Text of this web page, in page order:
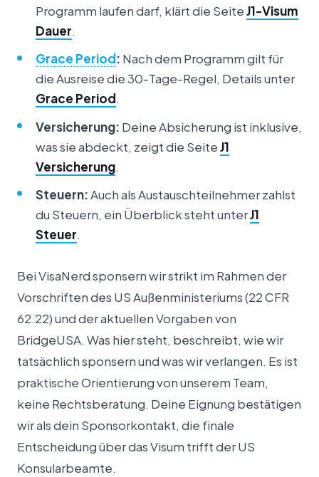
Programm laufen darf, klärt die SeiteJ1-Visum
Dauer.
Grace Period: Nach dem Programm gilt für
die Ausreise die 30-Tage-Regel, Details unter
Grace Period.
Versicherung: Deine Absicherung ist inklusive,
was sie abdeckt, zeigt die SeiteJ1
Versicherung.
Steuern:Auch als Austauschteilnehmer zahlst
du Steuern, ein Überblick steht unterJ1
Steuer.
Bei VisaNerd sponsern wir strikt im Rahmen der
Vorschriften des US Außenministeriums (22 CFR
62.22) und der aktuellen Vorgaben von
BridgeUSA. Was hier steht, beschreibt, wie wir
tatsächlich sponsern und was wir verlangen. Es ist
praktische Orientierung von unserem Team,
keine Rechtsberatung. Deine Eignung bestätigen
wir als dein Sponsorkontakt, die finale
Entscheidung über das Visum trifft der US
Konsularbeamte.